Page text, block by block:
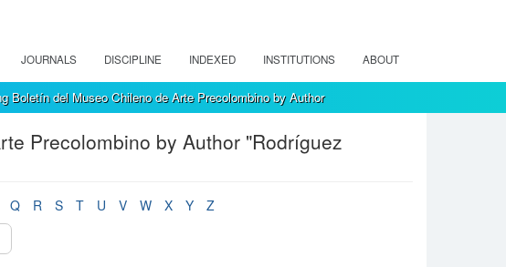
JOURNALS DISCIPLINE INDEXED INSTITUTIONS ABOUT
Boletín del Museo Chileno de Arte Precolombino by Author
Precolombino by Author "Rodríguez
Q R S T U V W X Y
Z